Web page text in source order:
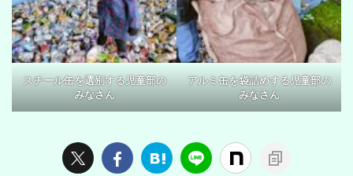
スチール缶を選別する児童部の
みなさん
アルミ缶を袋詰めする児童部の
みなさん